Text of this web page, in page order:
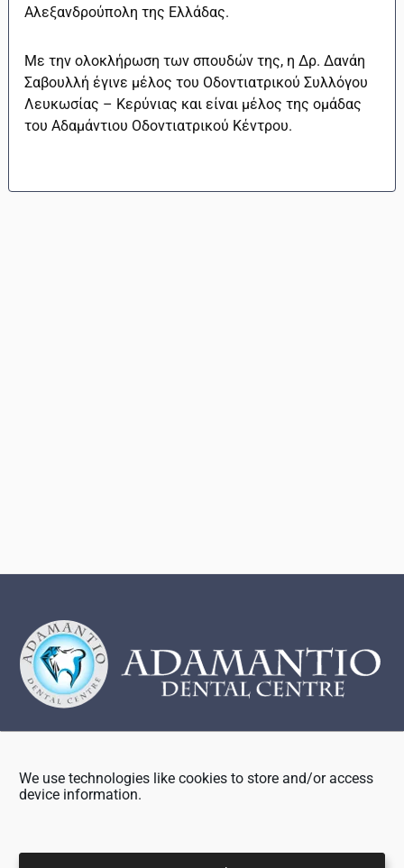
We use technologies like cookies to store and/or access
device information.
Αλεξανδρούπολη της Ελλάδας.
Με την ολοκλήρωση των σπουδών της, η Δρ. Δανάη
Σαβουλλή έγινε μέλος του Οδοντιατρικού Συλλόγου
Λευκωσίας – Κερύνιας και είναι μέλος της ομάδας
του Αδαμάντιου Οδοντιατρικού Κέντρου.
Ιφιγενείας 35, 2ος & 3ος Όροφος
2007 Στρόβολος (Ακρόπολη)